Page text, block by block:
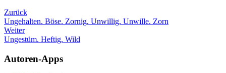
Zurück
Ungehalten. Böse. Zornig. Unwillig. Unwille. Zorn
Weiter
Ungestüm. Heftig. Wild
Autoren-Apps